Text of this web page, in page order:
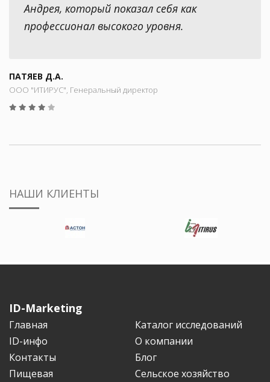
Андрея, который показал себя как
профессионал высокого уровня.
ПАТЯЕВ Д.А.
ООО "ИТИРУС", Генеральный директор
НАШИ КЛИЕНТЫ
ID-Marketing
Главная
Каталог исследований
ID-инфо
О компании
Контакты
Блог
Пищевая
Сельское хозяйство